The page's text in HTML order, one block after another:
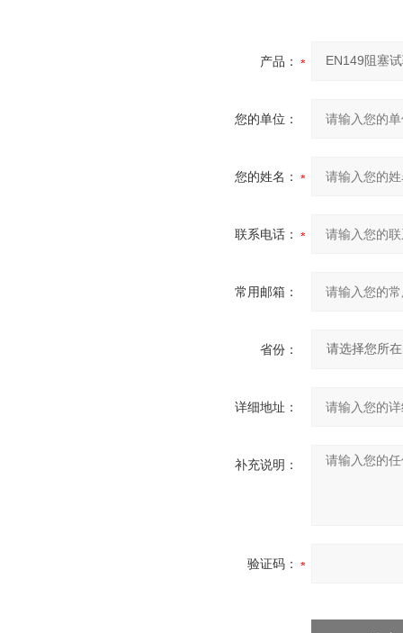
产品：
您的单位：
您的姓名：
联系电话：
常用邮箱：
省份：
详细地址：
补充说明：
验证码：